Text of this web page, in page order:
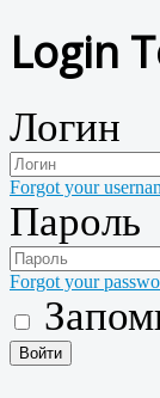
Login
Логин
Forgot your
Пароль
Forgot your